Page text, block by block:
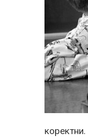
коректни.